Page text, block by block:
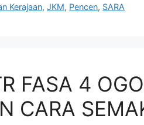
Kerajaan,JKM, Pencen, SARA
FASA 4
CARA